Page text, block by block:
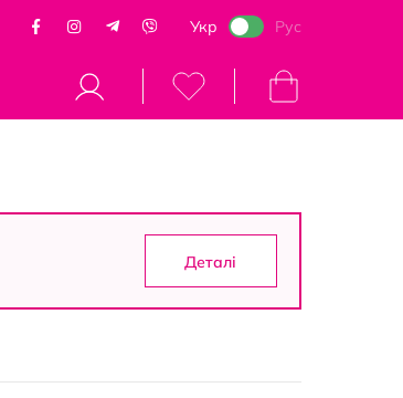
Укр Рус
Кошик
Деталі